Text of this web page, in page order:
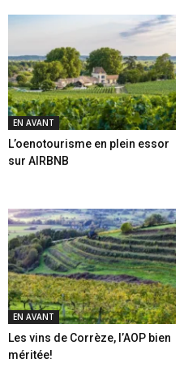
EN AVANT
L’oenotourisme en plein essor
sur AIRBNB
EN AVANT
Les vins de Corrèze, l’AOP bien
méritée!